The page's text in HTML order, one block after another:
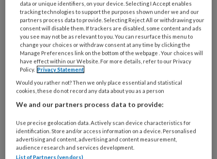
Historische achtergrond
Veel kennis over hart- en vaatziekten is
gebaseerd op onderzoek bij mannelijke
populaties. Daardoor zijn klassieke
alarmsignalen – zoals hevige, drukkende
thoracale pijn met uitstraling – sterk verankerd
geraakt in het klinisch denken. Bij vrouwen
presenteren cardiale aandoeningen zich
echter vaak anders.
data or unique identifiers, on your device. Selecting I Accept enables
tracking technologies to support the purposes shown under we and our
partners process data to provide. Selecting Reject All or withdrawing your
consent will disable them. If trackers are disabled, some content and ads
you see may not be as relevant to you. You can resurface this menu to
change your choices or withdraw consent at any time by clicking the
Manage Preferences link on the bottom of the webpage . Your choices will
have effect within our Website. For more details, refer to our Privacy
Policy. Privacy Statement
Would you rather not? Then we only place essential and statistical
cookies, these do not record any data about you as a person
We and our partners process data to provide:
Use precise geolocation data. Actively scan device characteristics for
identification. Store and/or access information on a device. Personalised
advertising and content, advertising and content measurement,
audience research and services development.
List of Partners (vendors)